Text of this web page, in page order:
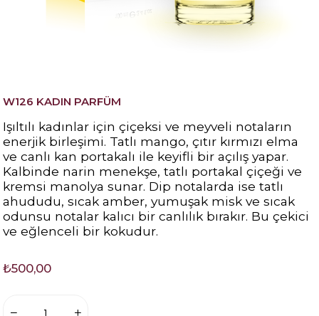
W126 KADIN PARFÜM
Işıltılı kadınlar için çiçeksi ve meyveli notaların
enerjik birleşimi. Tatlı mango, çıtır kırmızı elma
ve canlı kan portakalı ile keyifli bir açılış yapar.
Kalbinde narin menekşe, tatlı portakal çiçeği ve
kremsi manolya sunar. Dip notalarda ise tatlı
ahududu, sıcak amber, yumuşak misk ve sıcak
odunsu notalar kalıcı bir canlılık bırakır. Bu çekici
ve eğlenceli bir kokudur.
₺500,00